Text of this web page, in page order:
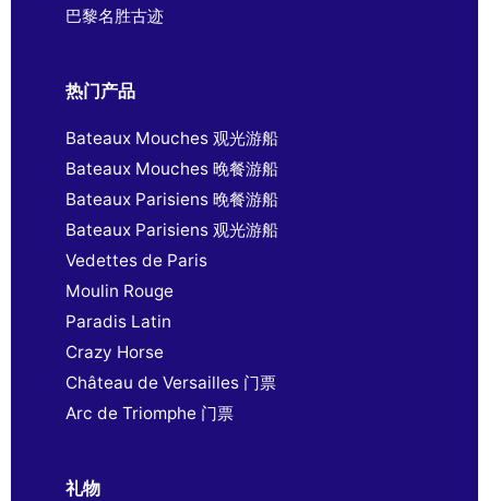
巴黎名胜古迹
热门产品
Bateaux Mouches 观光游船
Bateaux Mouches 晚餐游船
Bateaux Parisiens 晚餐游船
Bateaux Parisiens 观光游船
Vedettes de Paris
Moulin Rouge
Paradis Latin
Crazy Horse
Château de Versailles 门票
Arc de Triomphe 门票
礼物